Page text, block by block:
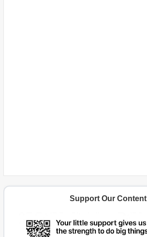
Support Our Content